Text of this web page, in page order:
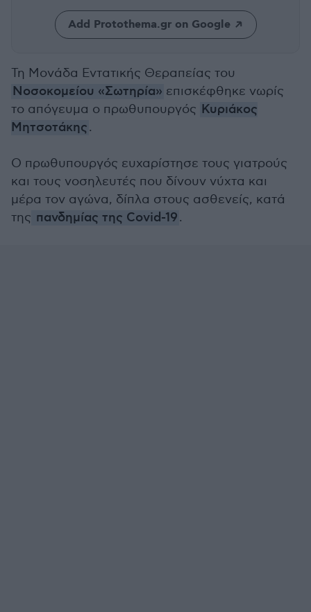
Add Protothema.gr on Google
Τη Μονάδα Εντατικής Θεραπείας του
Νοσοκομείου «Σωτηρία» επισκέφθηκε νωρίς
το απόγευμα ο πρωθυπουργός Κυριάκος
Μητσοτάκης.
Ο πρωθυπουργός ευχαρίστησε τους γιατρούς
και τους νοσηλευτές που δίνουν νύχτα και
μέρα τον αγώνα, δίπλα στους ασθενείς, κατά
της πανδημίας της Covid-19.